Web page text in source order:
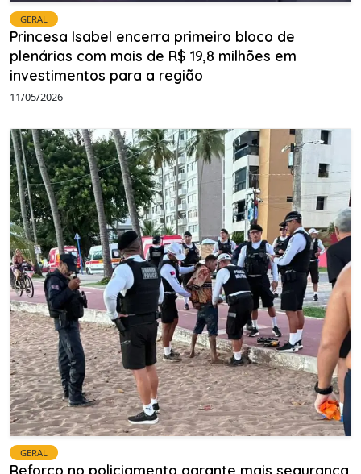
GERAL
Princesa Isabel encerra primeiro bloco de
plenárias com mais de R$ 19,8 milhões em
investimentos para a região
11/05/2026
GERAL
Reforço no policiamento garante mais segurança